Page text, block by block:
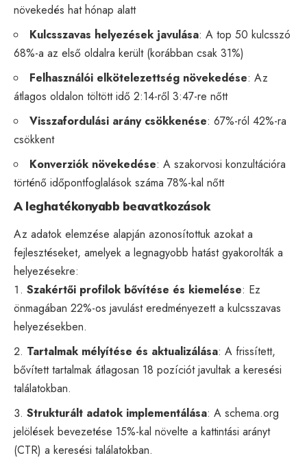
növekedés hat hónap alatt
Kulcsszavas helyezések javulása: A top 50 kulcsszó
68%-a az első oldalra került (korábban csak 31%)
Felhasználói elkötelezettség növekedése: Az
átlagos oldalon töltött idő 2:14-ről 3:47-re nőtt
Visszafordulási arány csökkenése: 67%-ról 42%-ra
csökkent
Konverziók növekedése: A szakorvosi konzultációra
történő időpontfoglalások száma 78%-kal nőtt
A leghatékonyabb beavatkozások
Az adatok elemzése alapján azonosítottuk azokat a
fejlesztéseket, amelyek a legnagyobb hatást gyakorolták a
helyezésekre:
Szakértői profilok bővítése és kiemelése: Ez
önmagában 22%-os javulást eredményezett a kulcsszavas
helyezésekben.
Tartalmak mélyítése és aktualizálása: A frissített,
bővített tartalmak átlagosan 18 pozíciót javultak a keresési
találatokban.
Strukturált adatok implementálása: A schema.org
jelölések bevezetése 15%-kal növelte a kattintási arányt
(CTR) a keresési találatokban.